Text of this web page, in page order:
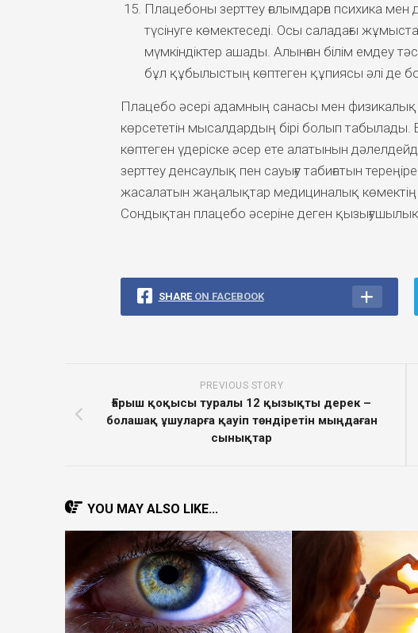
Плацебоны зерттеу ғалымдарға психика
түсінуге көмектеседі. Осы саладағы
мүмкіндіктер ашады. Алынған білім емдеу
бұл құбылыстың көптеген құпиясы әлі де
Плацебо әсері адамның санасы мен
көрсететін мысалдардың бірі болып табылады.
көптеген үдеріске әсер ете алатынын
зерттеу денсаулық пен сауығу табиғатын
жасалатын жаңалықтар медициналық көмектің
Сондықтан плацебо әсеріне деген
SHARE ON FACEBOOK
PREVIOUS STORY
Ғарыш қоқысы туралы 12 қызықты дерек –
болашақ ұшуларға қауіп төндіретін мыңдаған
сынықтар
YOU MAY ALSO LIKE...